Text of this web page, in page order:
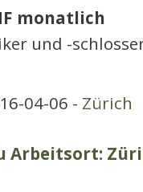
monatlich
und -
04-06 - Zürich
Arbeitsort: